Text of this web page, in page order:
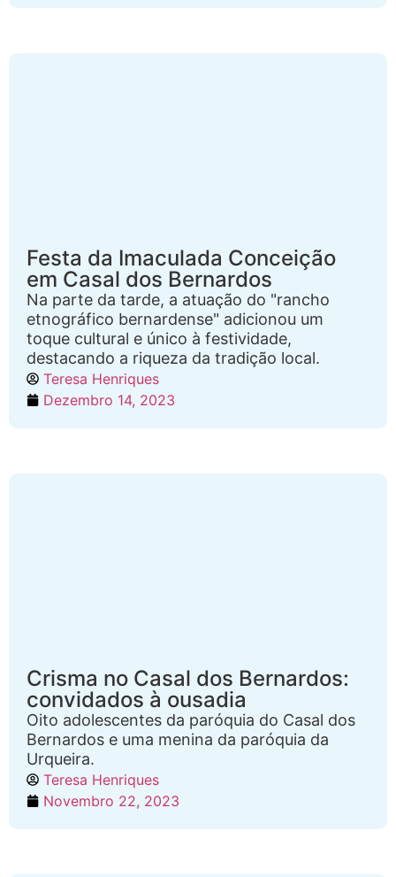
Festa da Imaculada Conceição
em Casal dos Bernardos
Na parte da tarde, a atuação do "rancho
etnográfico bernardense" adicionou um
toque cultural e único à festividade,
destacando a riqueza da tradição local.
Teresa Henriques
Dezembro 14, 2023
Crisma no Casal dos Bernardos:
convidados à ousadia
Oito adolescentes da paróquia do Casal dos
Bernardos e uma menina da paróquia da
Urqueira.
Teresa Henriques
Novembro 22, 2023